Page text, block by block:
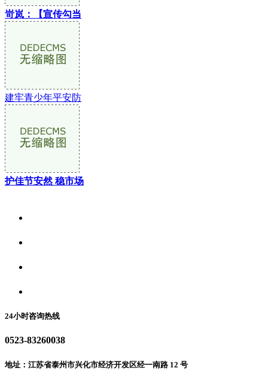
岢岚：【宣传勾当
建牢青少年平安防
护佳节安然 稳市场
24小时咨询热线
0523-83260038
地址：江苏省泰州市兴化市经济开发区经一南路 12 号